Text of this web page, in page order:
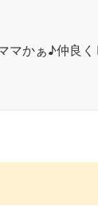
マかぁ♪仲良